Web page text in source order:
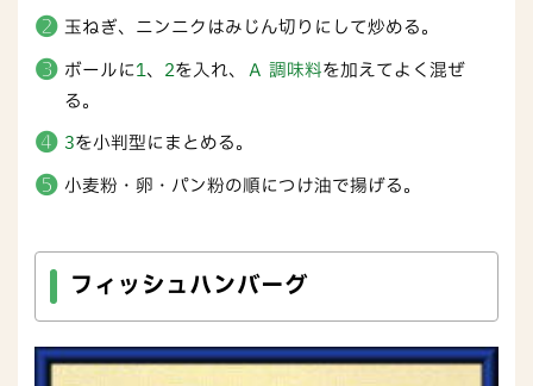
玉ねぎ、ニンニクはみじん切りにして炒める。
ボールに1、 2を入れ、 Ａ 調味料を加えてよく混ぜ
る。
3を小判型にまとめる。
小麦粉・卵・パン粉の順につけ油で揚げる。
フィッシュハンバーグ